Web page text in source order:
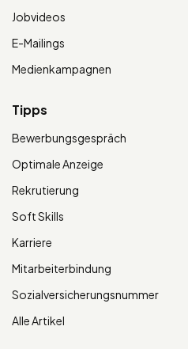
Jobvideos
E-Mailings
Medienkampagnen
Tipps
Bewerbungsgespräch
Optimale Anzeige
Rekrutierung
Soft Skills
Karriere
Mitarbeiterbindung
Sozialversicherungsnummer
Alle Artikel